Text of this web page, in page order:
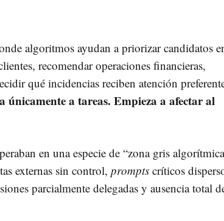
algoritmos ayudan a priorizar candidatos
recomendar operaciones financieras,
qué incidencias reciben atención
únicamente a tareas. Empieza a afectar al
en una especie de “zona gris
externas sin control, prompts críticos
parcialmente delegadas y ausencia total